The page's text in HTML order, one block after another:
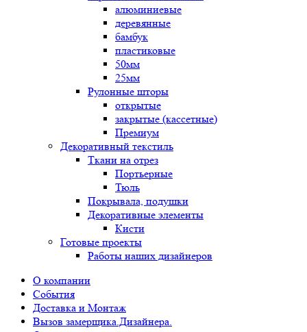
алюминиевые
деревянные
бамбук
пластиковые
50мм
25мм
Рулонные шторы
открытые
закрытые (кассетные)
Премиум
Декоративный текстиль
Ткани на отрез
Портьерные
Тюль
Покрывала, подушки
Декоративные элементы
Кисти
Готовые проекты
Работы наших дизайнеров
О компании
События
Доставка и Монтаж
Вызов замерщика.Дизайнера.